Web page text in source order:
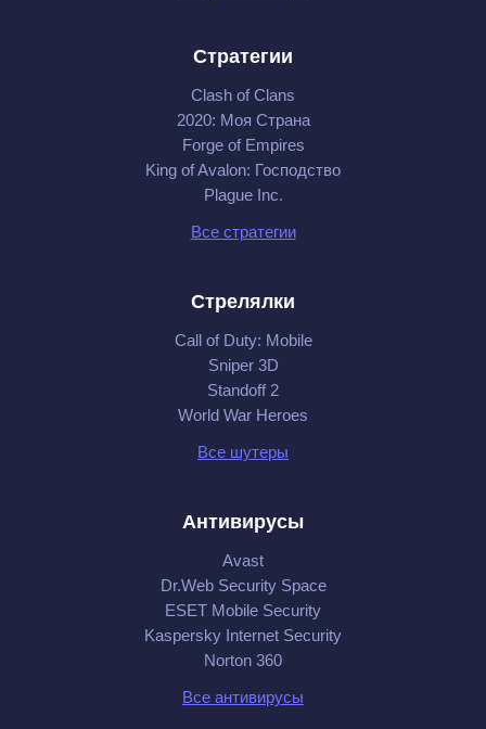
Стратегии
Clash of Clans
2020: Моя Cтрана
Forge of Empires
King of Avalon: Господство
Plague Inc.
Все стратегии
Стрелялки
Call of Duty: Mobile
Sniper 3D
Standoff 2
World War Heroes
Все шутеры
Антивирусы
Avast
Dr.Web Security Space
ESET Mobile Security
Kaspersky Internet Security
Norton 360
Все антивирусы